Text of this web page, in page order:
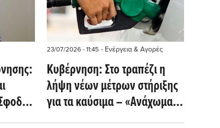
της ΝΔ
23/07/2026 - 11:45 - Ενέργεια & Αγορές
Κυβέρνηση: Στο τραπέζι η
λήψη νέων μέτρων στήριξης
για τα καύσιμα – «Ανάχωμα»
200 εκατ. ευρώ